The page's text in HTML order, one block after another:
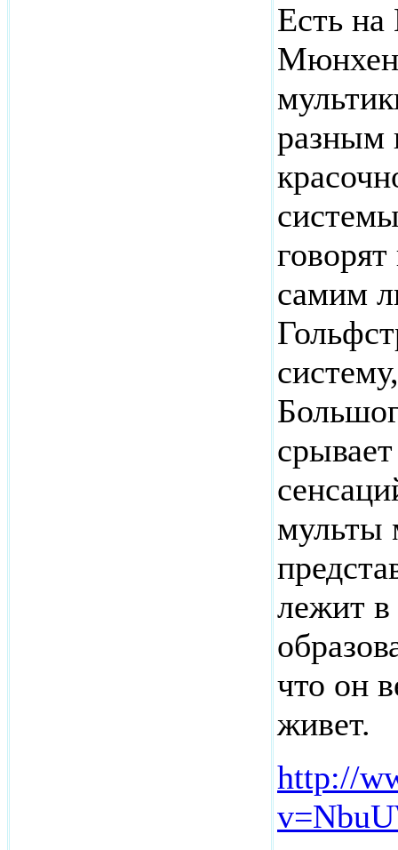
Есть
разным
самим
мульты
лежит в
что он
живет.
http://